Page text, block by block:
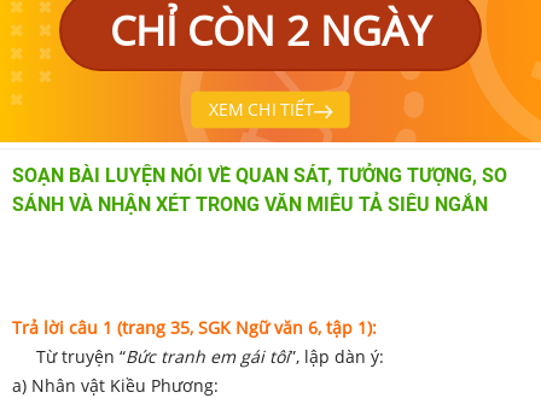
CHỈ CÒN 2 NGÀY
XEM CHI TIẾT
SOẠN BÀI LUYỆN NÓI VỀ QUAN SÁT, TƯỞNG TƯỢNG, SO
SÁNH VÀ NHẬN XÉT TRONG VĂN MIÊU TẢ SIÊU NGẮN
Trả lời câu 1 (trang 35, SGK Ngữ văn 6, tập 1):
Từ truyện “Bức tranh em gái tôi”, lập dàn ý:
a) Nhân vật Kiều Phương: